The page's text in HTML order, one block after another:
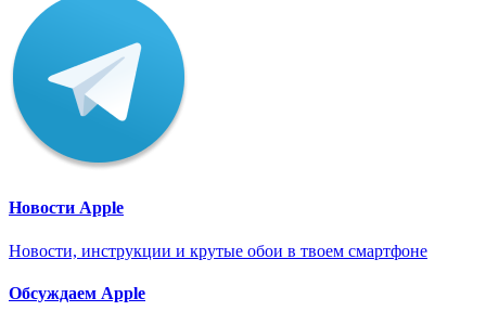
Новости Apple
Новости, инструкции и крутые обои в твоем смартфоне
Обсуждаем Apple